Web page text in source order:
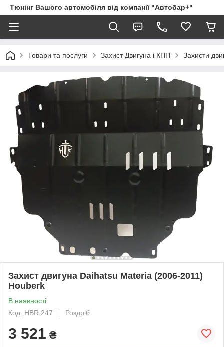
Тюнінг Вашого автомобіля від компанії "Автобар+"
Товари та послуги Захист Двигуна і КПП Захисти
Захист двигуна Daihatsu Materia (2006-2011)
Houberk
В наявності
Код: HBR.247
Роздріб
3 521 ₴